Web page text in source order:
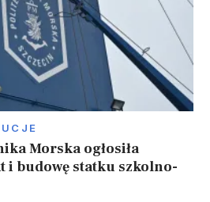
Morska ogłosiła
i budowę statku szkolno-